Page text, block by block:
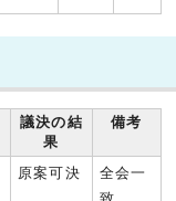
議決の結
果
備考
原案可決
全会一